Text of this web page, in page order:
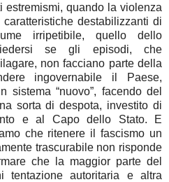
estremismi, quando la violenza
destabilizzanti di
irripetibile, quello dello
se gli episodi, che
non facciano parte della
ingovernabile il Paese,
“nuovo”, facendo del
sorta di despota, investito di
e al Capo dello Stato. E
che ritenere il fascismo un
trascurabile non risponde
che la maggior parte del
tentazione autoritaria e altra